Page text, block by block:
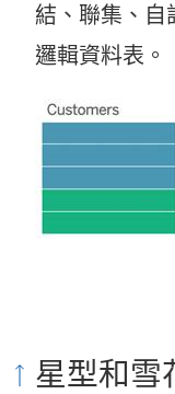
結、聯集、自
邏輯資料表。
星型和雪